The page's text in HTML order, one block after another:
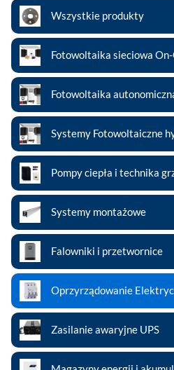
Wszystkie produkty
Fotowoltaika sieciowa
Fotowoltaika
Systemy Fotowoltaiczne
Pompy ciepła i technika
Systemy montażowe
Falowniki i przetwornice
Oprzyrządowanie
Zasilanie awaryjne UPS